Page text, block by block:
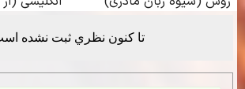
تا كنون نظري ثبت نشده است